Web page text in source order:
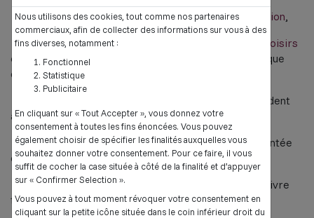
Nous utilisons des cookies, tout comme nos partenaires
commerciaux, afin de collecter des informations sur vous à des
fins diverses, notamment :
Fonctionnel
Statistique
Publicitaire
En cliquant sur « Tout Accepter », vous donnez votre
consentement à toutes les fins énoncées. Vous pouvez
également choisir de spécifier les finalités auxquelles vous
souhaitez donner votre consentement. Pour ce faire, il vous
suffit de cocher la case située à côté de la finalité et d’appuyer
sur « Confirmer Selection ».
Vous pouvez à tout moment révoquer votre consentement en
cliquant sur la petite icône située dans le coin inférieur droit du
- D'unsuivi tout le long de ton parcours de formation,
- D'un réseau composé de
plus de 45 centres de loisirs
comme autant de lieux pour réaliser ton stage pratique
d'animateur,
qui répondent
aux demandes des jeunes,
- D'uneéquipe de professionnelsà l'écoute, implantée
dans l'Aisne,
- Dejournées de formation gratuites
pour poursuivre
tes apprentissages,